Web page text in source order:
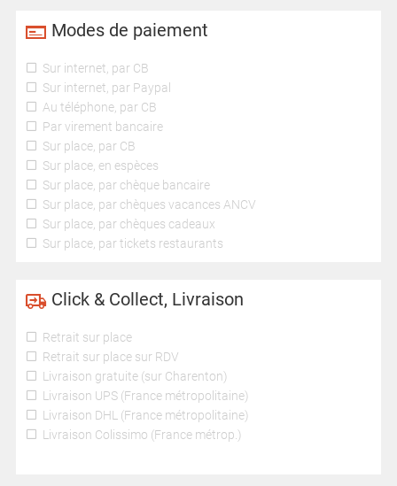
Modes de paiement
Sur internet, par CB
Sur internet, par Paypal
Au téléphone, par CB
Par virement bancaire
Sur place, par CB
Sur place, en espèces
Sur place, par chèque bancaire
Sur place, par chèques vacances ANCV
Sur place, par chèques cadeaux
Sur place, par tickets restaurants
Click & Collect, Livraison
Retrait sur place
Retrait sur place sur RDV
Livraison gratuite (sur Charenton)
Livraison UPS (France métropolitaine)
Livraison DHL (France métropolitaine)
Livraison Colissimo (France métrop.)